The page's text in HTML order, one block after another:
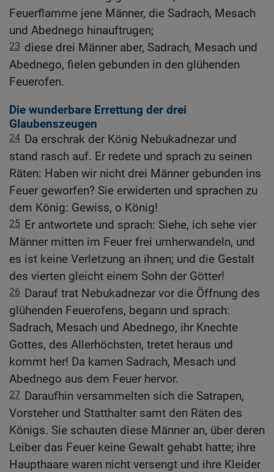
Feuerflamme jene Männer, die Sadrach, Mesach
und Abednego hinauftrugen;
23 diese drei Männer aber, Sadrach, Mesach und
Abednego, fielen gebunden in den glühenden
Feuerofen.
Die wunderbare Errettung der drei
Glaubenszeugen
24 Da erschrak der König Nebukadnezar und
stand rasch auf. Er redete und sprach zu seinen
Räten: Haben wir nicht drei Männer gebunden ins
Feuer geworfen? Sie erwiderten und sprachen zu
dem König: Gewiss, o König!
25 Er antwortete und sprach: Siehe, ich sehe vier
Männer mitten im Feuer frei umherwandeln, und
es ist keine Verletzung an ihnen; und die Gestalt
des vierten gleicht einem Sohn der Götter!
26 Darauf trat Nebukadnezar vor die Öffnung des
glühenden Feuerofens, begann und sprach:
Sadrach, Mesach und Abednego, ihr Knechte
Gottes, des Allerhöchsten, tretet heraus und
kommt her! Da kamen Sadrach, Mesach und
Abednego aus dem Feuer hervor.
27 Daraufhin versammelten sich die Satrapen,
Vorsteher und Statthalter samt den Räten des
Königs. Sie schauten diese Männer an, über deren
Leiber das Feuer keine Gewalt gehabt hatte; ihre
Haupthaare waren nicht versengt und ihre Kleider